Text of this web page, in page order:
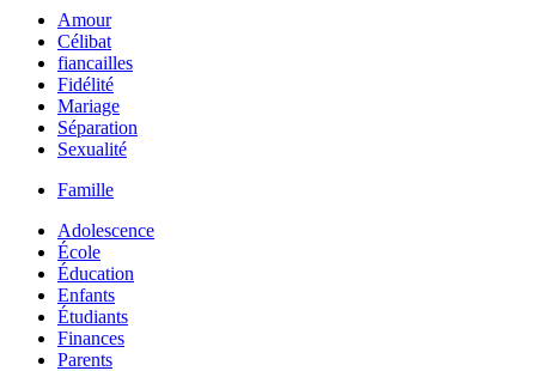
Amour
Célibat
fiancailles
Fidélité
Mariage
Séparation
Sexualité
Famille
Adolescence
École
Éducation
Enfants
Étudiants
Finances
Parents